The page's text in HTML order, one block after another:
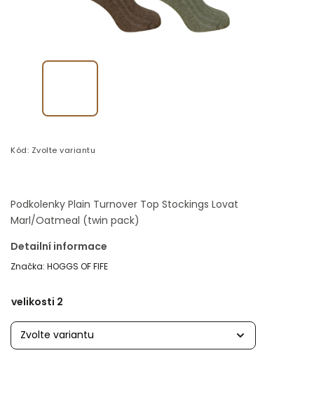
Kód: Zvolte variantu
Podkolenky Plain Turnover Top Stockings Lovat
Marl/Oatmeal (twin pack)
Detailní informace
Značka: HOGGS OF FIFE
velikosti 2